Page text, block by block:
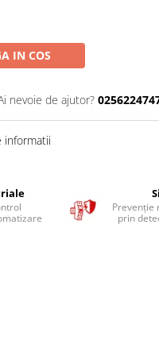
IN COS
nevoie de ajutor?
informatii
Prevenție
prin